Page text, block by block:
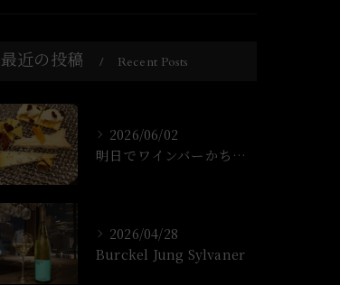
最近の投稿 Recent Posts
2026/06/02
明日でワインバーかちょ1年なります！
2026/04/28
Burckel Jung Sylvaner